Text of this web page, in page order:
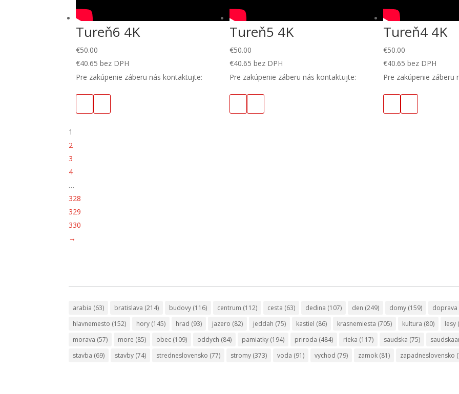
Tureň6 4K
€50.00
€40.65 bez DPH
Pre zakúpenie záberu nás kontaktujte:
Tureň5 4K
€50.00
€40.65 bez DPH
Pre zakúpenie záberu nás kontaktujte:
Tureň4 4K
€50.00
€40.65 bez DPH
Pre zakúpenie záberu
1
2
3
4
…
328
329
330
→
arabia (63) bratislava (214) budovy (116) centrum (112) cesta (63) dedina (107) den (249) domy (159) doprava
hlavnemesto (152) hory (145) hrad (93) jazero (82) jeddah (75) kastiel (86) krasnemiesta (705) kultura (80) lesy
morava (57) more (85) obec (109) oddych (84) pamiatky (194) priroda (484) rieka (117) saudska (75)
stavba (69) stavby (74) stredneslovensko (77) stromy (373) voda (91) vychod (79) zamok (81) zapadneslovensko